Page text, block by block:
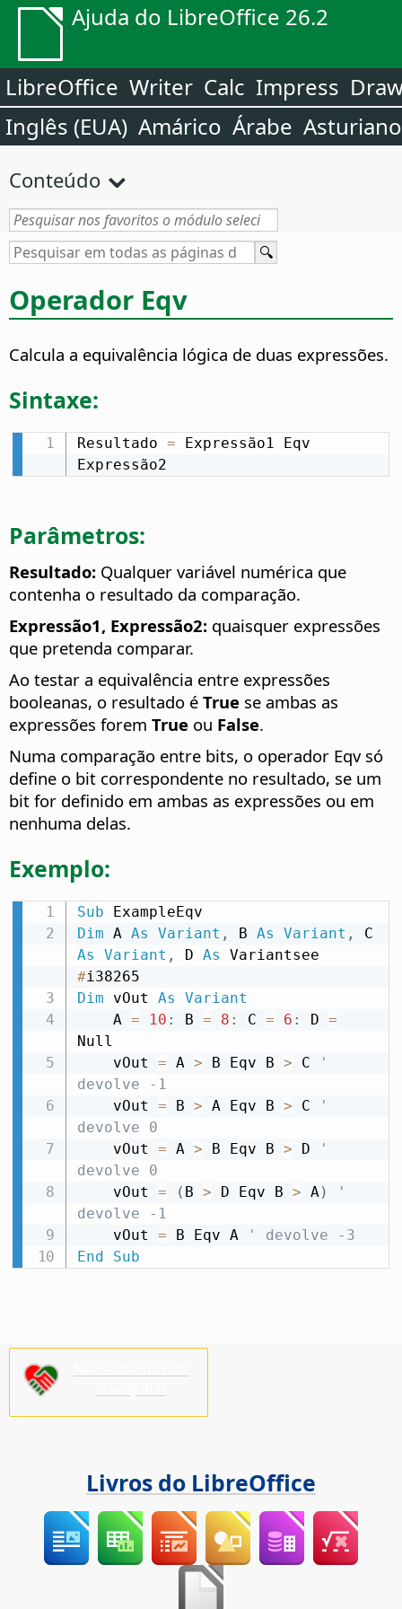
Ajuda do LibreOffice 26.2
LibreOffice Writer Calc Impress
Inglês (EUA) Amárico Árabe Asturiano
Conteúdo
Operador Eqv
Calcula a equivalência lógica de duas expressões.
Sintaxe:
Resultado = Expressão1 Eqv
Expressão2
Parâmetros:
Resultado: Qualquer variável numérica que
contenha o resultado da comparação.
Expressão1, Expressão2: quaisquer expressões
que pretenda comparar.
Ao testar a equivalência entre expressões
booleanas, o resultado é True se ambas as
expressões forem True ou False.
Numa comparação entre bits, o operador Eqv só
define o bit correspondente no resultado, se um
bit for definido em ambas as expressões ou em
nenhuma delas.
Exemplo:
Sub
Dim A As Variant , B As Variant ,
As
Variant , D As
#
Dim vOut As
Variant
    A
= 10 : B = 8 : C = 6 : D =
Null
    vOut
= A > B Eqv B > C
'
devolve -1
    vOut
= B > A Eqv B > C
'
devolve 0
    vOut
= A > B Eqv B > D
'
devolve 0
    vOut
= ( B > D Eqv B > A )
'
devolve -1
    vOut
= B Eqv A
' devolve -3
End
Sub
Livros do LibreOffice